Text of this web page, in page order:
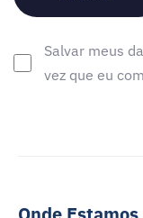
Salvar meus
vez que eu